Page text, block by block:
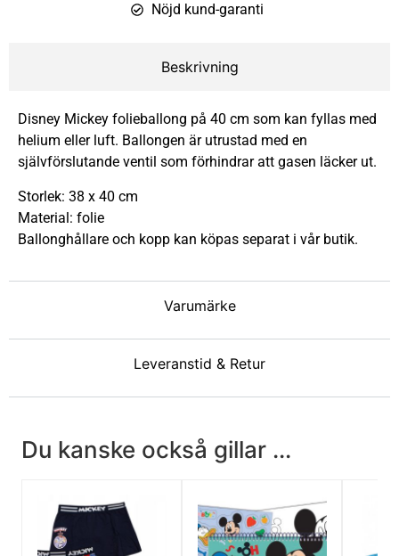
Nöjd kund-garanti
Beskrivning
Varumärke
Leveranstid & Retur
Disney Mickey folieballong på 40 cm som kan fyllas med
helium eller luft. Ballongen är utrustad med en
självförslutande ventil som förhindrar att gasen läcker ut.
Storlek: 38 x 40 cm
Material: folie
Ballonghållare och kopp kan köpas separat i vår butik.
Du kanske också gillar ...